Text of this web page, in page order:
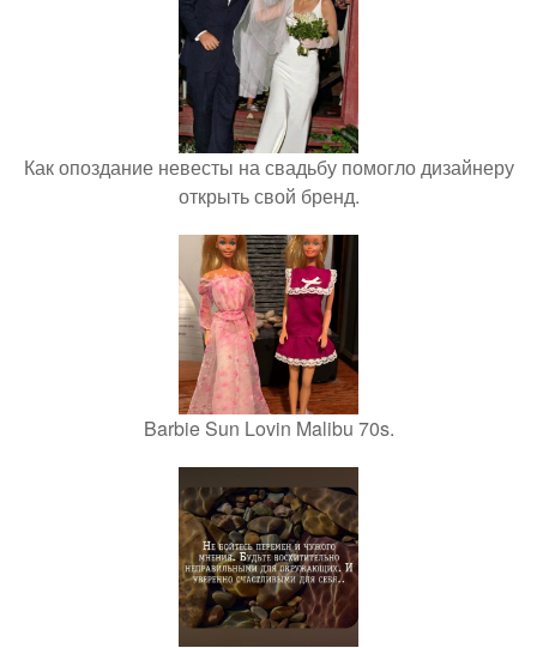
Как опоздание невесты на свадьбу помогло дизайнеру
открыть свой бренд.
Barbie Sun Lovin Malibu 70s.